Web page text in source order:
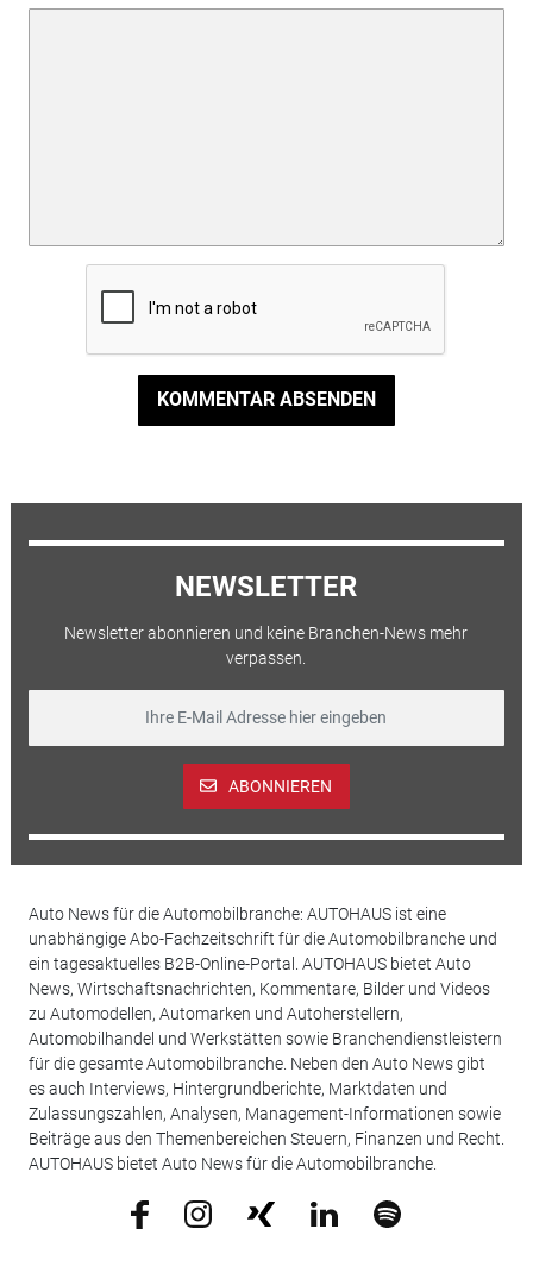
KOMMENTAR ABSENDEN
NEWSLETTER
Newsletter abonnieren und keine Branchen-News mehr
verpassen.
ABONNIEREN
Auto News für die Automobilbranche: AUTOHAUS ist eine
unabhängige Abo-Fachzeitschrift für die Automobilbranche und
ein tagesaktuelles B2B-Online-Portal. AUTOHAUS bietet Auto
News, Wirtschaftsnachrichten, Kommentare, Bilder und Videos
zu Automodellen, Automarken und Autoherstellern,
Automobilhandel und Werkstätten sowie Branchendienstleistern
für die gesamte Automobilbranche. Neben den Auto News gibt
es auch Interviews, Hintergrundberichte, Marktdaten und
Zulassungszahlen, Analysen, Management-Informationen sowie
Beiträge aus den Themenbereichen Steuern, Finanzen und Recht.
AUTOHAUS bietet Auto News für die Automobilbranche.